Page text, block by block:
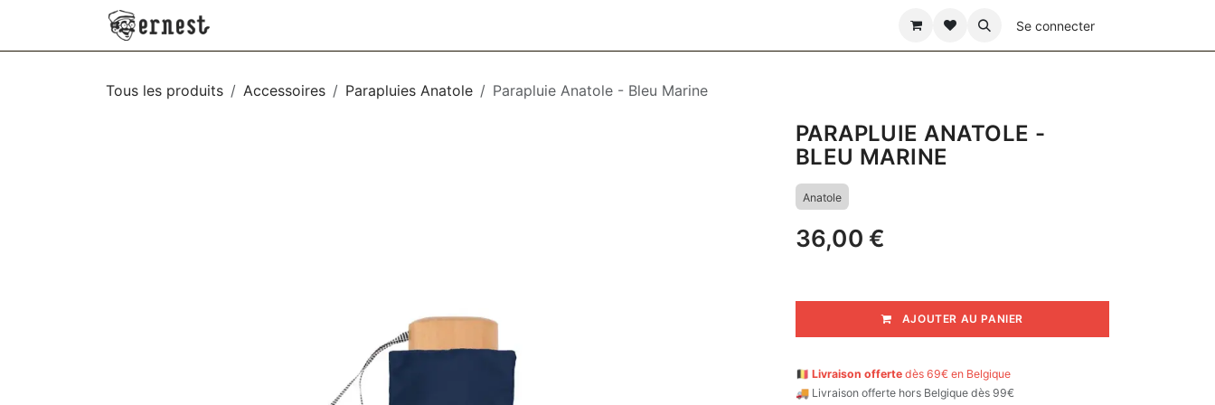
SE RENDRE AU CONTENU
Se connecter
Tous les produits Accessoires Parapluies Anatole Parapluie Anatole - Bleu Marine
PARAPLUIE ANATOLE -
BLEU MARINE
Anatole
36,00 €
AJOUTER AU PANIER
🇧🇪 Livraison offerte dès 69€ en Belgique
🚚 Livraison offerte hors Belgique dès 99€